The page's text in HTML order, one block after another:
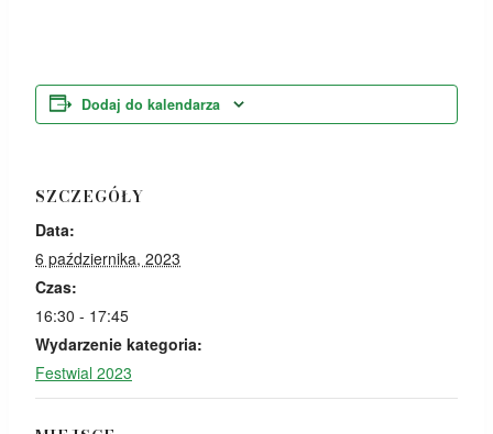
Dodaj do kalendarza
SZCZEGÓŁY
Data:
6 października, 2023
Czas:
16:30 - 17:45
Wydarzenie kategoria:
Festwial 2023